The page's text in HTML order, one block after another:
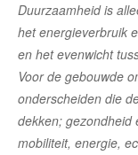
Duurzaamheid is
het energieverbruik
en het evenwicht
Voor de gebouwde
onderscheiden die
dekken; gezondheid
mobiliteit, energie,